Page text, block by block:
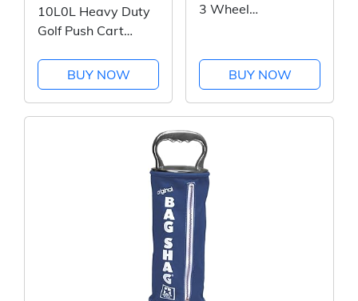
10L0L Heavy Duty
Golf Push Cart
Aluminium Alloy
Base Super Strong
Windproof,
BUY NOW
3 Wheel
BUY NOW